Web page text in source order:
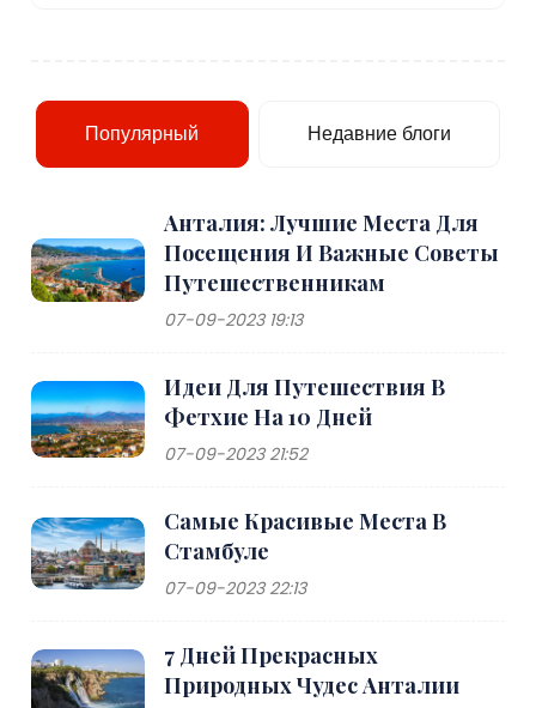
Популярный Недавние блоги
Анталия: Лучшие Места Для
Посещения И Важные Советы
Путешественникам
07-09-2023 19:13
Идеи Для Путешествия В
Фетхие На 10 Дней
07-09-2023 21:52
Самые Красивые Места В
Стамбуле
07-09-2023 22:13
7 Дней Прекрасных
Природных Чудес Анталии